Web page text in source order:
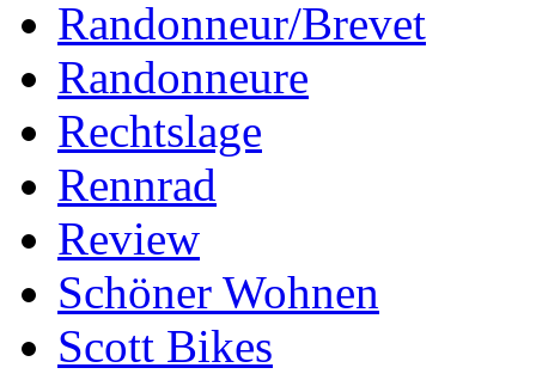
Randonneur/Brevet
Randonneure
Rechtslage
Rennrad
Review
Schöner Wohnen
Scott Bikes